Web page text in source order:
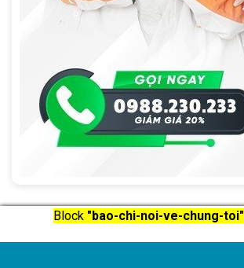
Block "bao-chi-noi-ve-chung-toi"